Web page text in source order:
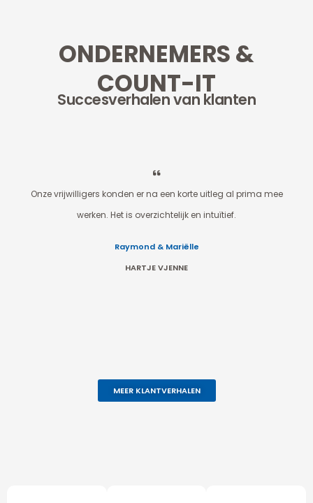
ONDERNEMERS &
COUNT-IT
Succesverhalen van klanten
mee
Als ik bel, word ik direct geholpen. Dat is precies wat je
hebt als ondernemer.
Kevin
TOMOS ONDERDELEN ZEELAND
MEER KLANTVERHALEN